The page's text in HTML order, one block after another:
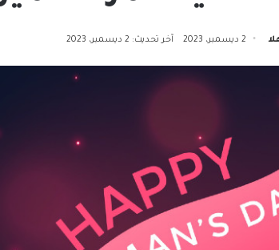
2 ديسمبر، 2023 آخر تحديث: 2 ديسمبر، 2023